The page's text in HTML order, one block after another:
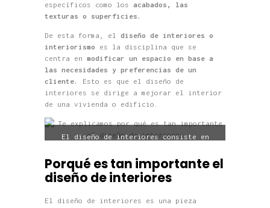
específicos como los acabados, las
texturas o superficies.
De esta forma, el diseño de interiores o
interiorismo es la disciplina que se
centra en modificar un espacio en base a
las necesidades y preferencias de un
cliente.
Esto es que el diseño de
interiores se dirige a mejorar el interior
de una vivienda o edificio.
El diseño de interiores consiste en
cliente.
Porqué es tan importante el
diseño de interiores
El diseño de interiores es una pieza